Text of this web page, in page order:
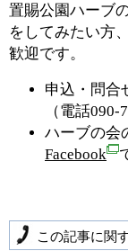
置賜公園ハーブ
をしてみたい方
歓迎です。
申込・問
（電話090-
ハーブの会
Facebook
この記事に関